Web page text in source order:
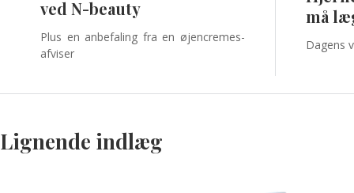
ved N-beauty
Plus en anbefaling fra en øjencremes-
afviser
må
Dagens
Lignende indlæg